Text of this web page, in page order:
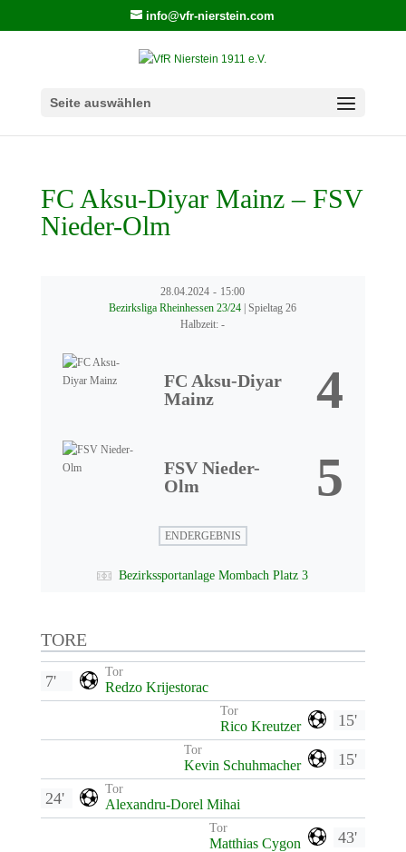
info@vfr-nierstein.com
Seite auswählen
FC Aksu-Diyar Mainz – FSV
Nieder-Olm
28.04.2024 - 15:00
Bezirksliga Rheinhessen 23/24 | Spieltag 26
Halbzeit: -
FC Aksu-Diyar
Mainz
4
FSV Nieder-
Olm
5
ENDERGEBNIS
Bezirkssportanlage Mombach Platz 3
TORE
Tor
Redzo Krijestorac
7'
15'
Tor
Rico Kreutzer
15'
Tor
Kevin Schuhmacher
Tor
Alexandru-Dorel Mihai
24'
43'
Tor
Matthias Cygon